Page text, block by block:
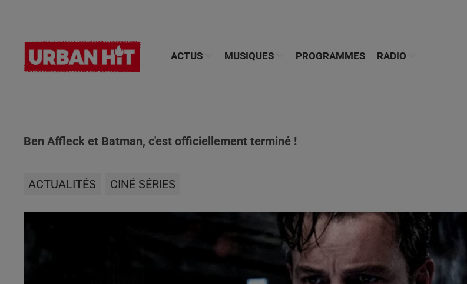
ACTUS MUSIQUES PROGRAMMES RADIO
Ben Affleck et Batman, c'est officiellement terminé !
ACTUALITÉS CINÉ SÉRIES